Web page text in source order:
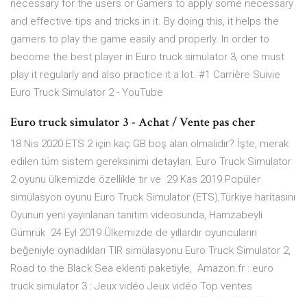
necessary for the users or Gamers to apply some necessary
and effective tips and tricks in it. By doing this, it helps the
gamers to play the game easily and properly. In order to
become the best player in Euro truck simulator 3, one must
play it regularly and also practice it a lot. #1 Carrière Suivie
Euro Truck Simulator 2 - YouTube
Euro truck simulator 3 - Achat / Vente pas cher
18 Nis 2020 ETS 2 için kaç GB boş alan olmalıdır? İşte, merak
edilen tüm sistem gereksinimi detayları. Euro Truck Simulator
2 oyunu ülkemizde özellikle tır ve 29 Kas 2019 Popüler
simülasyon oyunu Euro Truck Simulator (ETS),Türkiye haritasını
Oyunun yeni yayınlanan tanıtım videosunda, Hamzabeyli
Gümrük 24 Eyl 2019 Ülkemizde de yıllardır oyuncuların
beğeniyle oynadıkları TIR simülasyonu Euro Truck Simulator 2,
Road to the Black Sea eklenti paketiyle, Amazon.fr : euro
truck simulator 3 : Jeux vidéo Jeux vidéo Top ventes